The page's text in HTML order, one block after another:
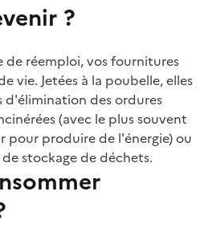
?
de réemploi, vos fournitures
vie. Jetées à la poubelle, elles
d'élimination des ordures
(avec le plus souvent
pour produire de l'énergie) ou
stockage de déchets.